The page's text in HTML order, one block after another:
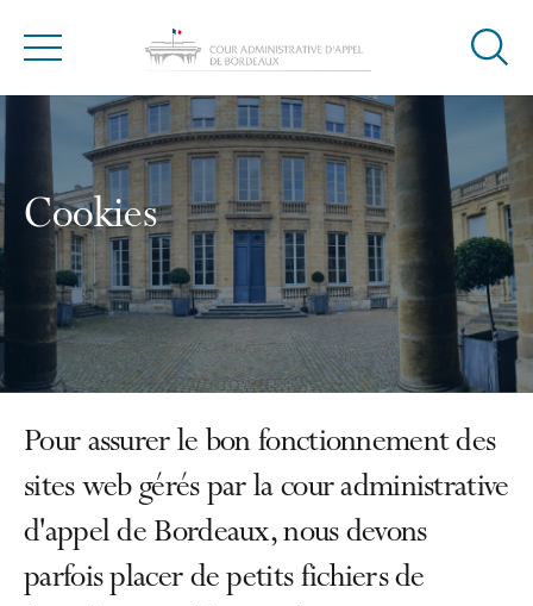
Menu
Ouvrir
Cookies
Pour assurer le bon fonctionnement des
sites web gérés par la cour administrative
d'appel de Bordeaux, nous devons
parfois placer de petits fichiers de